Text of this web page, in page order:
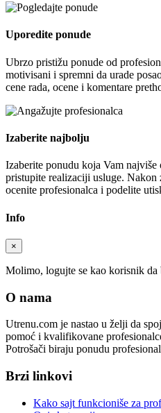
Uporedite ponude
Ubrzo pristižu ponude od
motivisani i spremni da urade
cene rada, ocene i komentare
Izaberite najbolju
Izaberite ponudu koja Vam
pristupite realizaciji usluge. Nakon
ocenite profesionalca i podelite
Info
×
Molimo, logujte se kao korisnik
O nama
Utrenu.com je nastao u želji da
pomoć i kvalifikovane
Potrošači biraju ponudu
Brzi linkovi
Kako sajt funkcioniše za